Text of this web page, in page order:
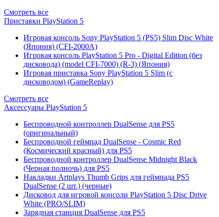
Смотреть все
Приставки PlayStation 5
Игровая консоль Sony PlayStation 5 (PS5) Slim Disc White
(Япония) (CFI-2000A)
Игровая консоль PlayStation 5 Pro - Digital Edition (без
дисковода) (model CFI-7000) (R-3) (Япония)
Игровая приставка Sony PlayStation 5 Slim (с
дисководом) (GameReplay)
Смотреть все
Аксессуары PlayStation 5
Беспроводной контроллер DualSense для PS5
(оригинальный)
Беспроводной геймпад DualSense - Cosmic Red
(Космический красный) для PS5
Беспроводной контроллер DualSense Midnight Black
(Черная полночь) для PS5
Накладки Artplays Thumb Grips для геймпада PS5
DualSense (2 шт.) (черные)
Дисковод для игровой консоли PlayStation 5 Disc Drive
White (PRO/SLIM)
Зарядная станция DualSense для PS5